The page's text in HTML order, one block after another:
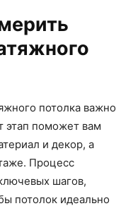
потолка важно
этап поможет вам
и декор, а
Процесс
шагов,
потолок идеально